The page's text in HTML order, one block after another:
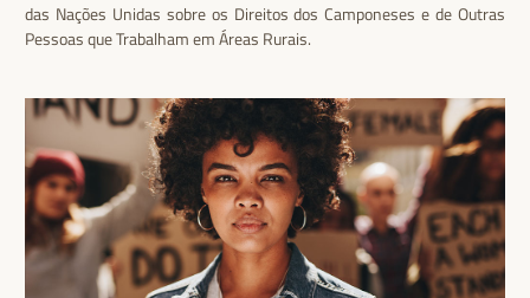
das Nações Unidas sobre os Direitos dos Camponeses e de Outras
Pessoas que Trabalham em Áreas Rurais.